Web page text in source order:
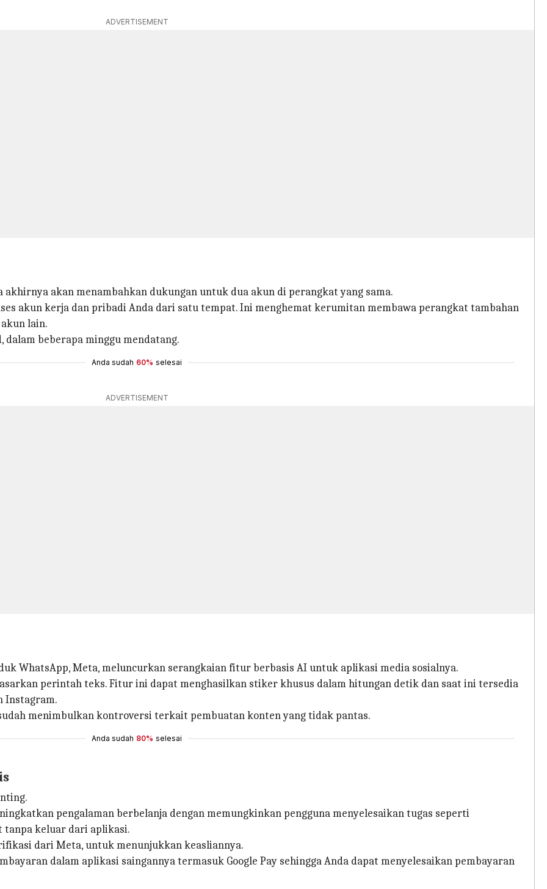
ADVERTISEMENT
akan menambahkan dukungan untuk dua akun di perangkat yang sama.
akun kerja dan pribadi Anda dari satu tempat. Ini menghemat kerumitan membawa perangkat tambahan
lain.
beberapa minggu mendatang.
Anda sudah 60% selesai
ADVERTISEMENT
WhatsApp, Meta, meluncurkan serangkaian fitur berbasis AI untuk aplikasi media sosialnya.
perintah teks. Fitur ini dapat menghasilkan stiker khusus dalam hitungan detik dan saat ini tersedia
Instagram.
menimbulkan kontroversi terkait pembuatan konten yang tidak pantas.
Anda sudah 80% selesai
pengalaman berbelanja dengan memungkinkan pengguna menyelesaikan tugas seperti
tanpa keluar dari aplikasi.
dari Meta, untuk menunjukkan keasliannya.
dalam aplikasi saingannya termasuk Google Pay sehingga Anda dapat menyelesaikan pembayaran